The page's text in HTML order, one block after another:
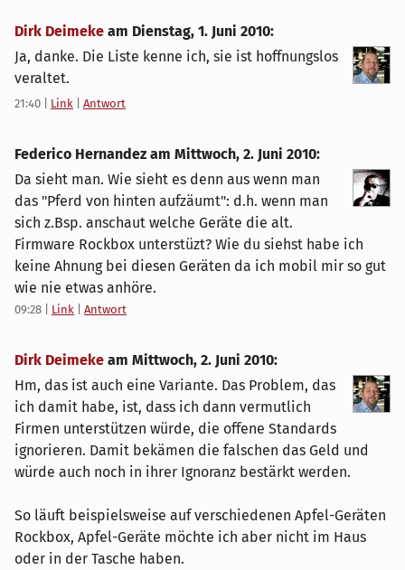
Dirk Deimeke am Dienstag, 1. Juni 2010:
Ja, danke. Die Liste kenne ich, sie ist hoffnungslos
veraltet.
21:40 Link Antwort
Federico Hernandez am Mittwoch, 2. Juni 2010:
Da sieht man. Wie sieht es denn aus wenn man
das "Pferd von hinten aufzäumt": d.h. wenn man
sich z.Bsp. anschaut welche Geräte die alt.
Firmware Rockbox unterstüzt? Wie du siehst habe ich
keine Ahnung bei diesen Geräten da ich mobil mir so gut
wie nie etwas anhöre.
09:28 Link Antwort
Dirk Deimeke am Mittwoch, 2. Juni 2010:
Hm, das ist auch eine Variante. Das Problem, das
ich damit habe, ist, dass ich dann vermutlich
Firmen unterstützen würde, die offene Standards
ignorieren. Damit bekämen die falschen das Geld und
würde auch noch in ihrer Ignoranz bestärkt werden.
So läuft beispielsweise auf verschiedenen Apfel-Geräten
Rockbox, Apfel-Geräte möchte ich aber nicht im Haus
oder in der Tasche haben.